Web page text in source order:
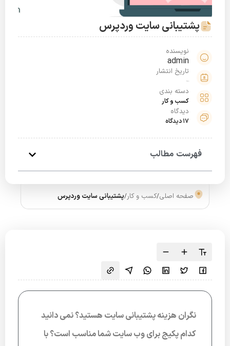
پشتیبانی سایت وردپرس
نویسنده
admin
تاریخ انتشار
دسته بندی
کسب و کار
دیدگاه
17 دیدگاه
فهرست مطالب
صفحه اصلی/کسب و کار/پشتیبانی سایت وردپرس
نگران هزینه پشتیبانی سایت هستید؟ نمی دانید
کدام پکیج برای وب سایت شما مناسب است؟ با